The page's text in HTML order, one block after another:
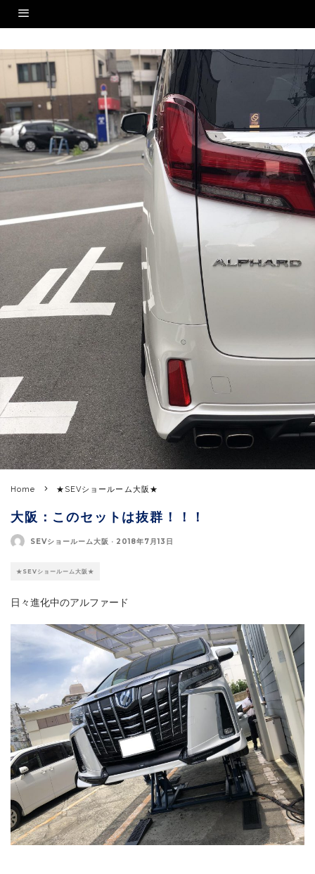
Home ★SEVショールーム大阪★
大阪：このセットは抜群！！！
SEVショールーム大阪 · 2018年7月13日
★SEVショールーム大阪★
日々進化中のアルファード